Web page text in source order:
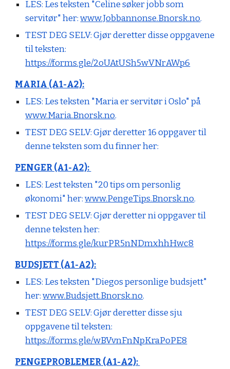
LES: Les teksten "Celine søker jobb som
servitør" her:www.Jobbannonse.Bnorsk.no.
TEST DEG SELV:Gjør deretter disse oppgavene
til teksten:
https://forms.gle/2oUAtUSh5wVNrAWp6
MARIA (A1-A2):
LES: Les teksten "Maria er servitør i Oslo" på
www.Maria.Bnorsk.no.
TEST DEG SELV:Gjør deretter 16 oppgaver til
denne teksten som du finner her:
PENGER (A1-A2):
LES: Lest teksten "20 tips om personlig
økonomi" her:www.PengeTips.Bnorsk.no.
TEST DEG SELV:Gjør deretter ni oppgaver til
denne teksten her:
https://forms.gle/kurPR5nNDmxhhHwc8
BUDSJETT (A1-A2):
LES: Les teksten "Diegos personlige budsjett"
her:www.Budsjett.Bnorsk.no.
TEST DEG SELV:Gjør deretter disse sju
oppgavene til teksten:
https://forms.gle/wBVvnFnNpKraPoPE8
PENGEPROBLEMER (A1-A2):